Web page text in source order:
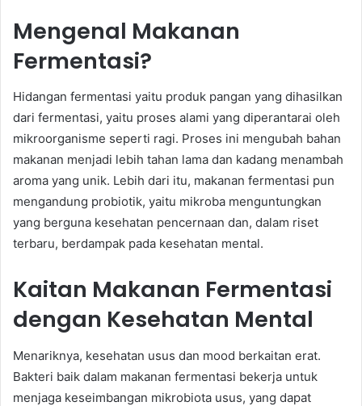
Mengenal Makanan
Fermentasi?
Hidangan fermentasi yaitu produk pangan yang dihasilkan
dari fermentasi, yaitu proses alami yang diperantarai oleh
mikroorganisme seperti ragi. Proses ini mengubah bahan
makanan menjadi lebih tahan lama dan kadang menambah
aroma yang unik. Lebih dari itu, makanan fermentasi pun
mengandung probiotik, yaitu mikroba menguntungkan
yang berguna kesehatan pencernaan dan, dalam riset
terbaru, berdampak pada kesehatan mental.
Kaitan Makanan Fermentasi
dengan Kesehatan Mental
Menariknya, kesehatan usus dan mood berkaitan erat.
Bakteri baik dalam makanan fermentasi bekerja untuk
menjaga keseimbangan mikrobiota usus, yang dapat